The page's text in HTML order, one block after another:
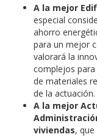
A la mejor
especial
ahorro
para un mejor
valorará la
complejos
de materiales
de la actuación.
A la mejor
viviendas,